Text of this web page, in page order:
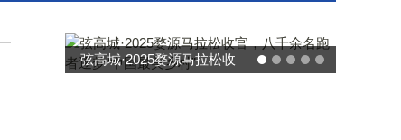
武汉百联奥莱年度感恩季 承